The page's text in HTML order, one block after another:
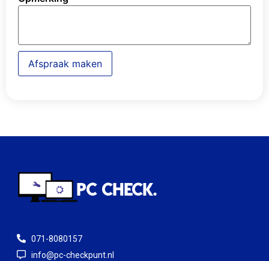
Afspraak maken
071-8080157
info@pc-checkpunt.nl